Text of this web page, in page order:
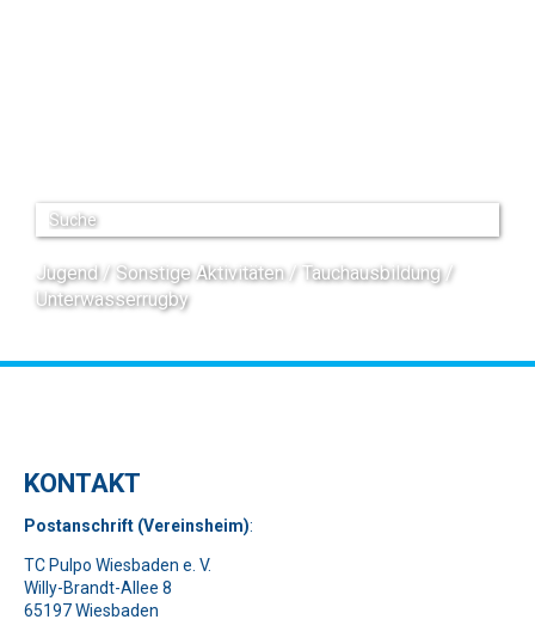
Jugend Sonstige Aktivitäten
Tauchausbildung
Unterwasserrugby
KONTAKT
Postanschrift (Vereinsheim):
TC Pulpo Wiesbaden e. V.
Willy-Brandt-Allee 8
65197 Wiesbaden